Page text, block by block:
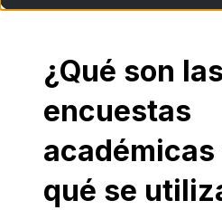
¿Qué son las
encuestas
académicas
qué se